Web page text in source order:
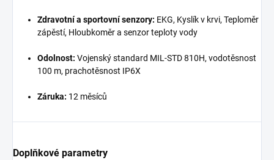
Zdravotní a sportovní senzory: EKG, Kyslík v krvi, Teploměr
zápěstí, Hloubkoměr a senzor teploty vody
Odolnost: Vojenský standard MIL-STD 810H, vodotěsnost
100 m, prachotěsnost IP6X
Záruka: 12 měsíců
Doplňkové parametry